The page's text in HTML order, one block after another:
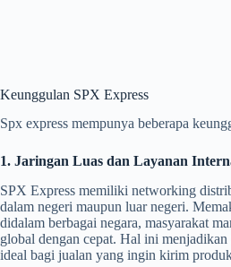
Keunggulan SPX Express
Spx express mempunya beberapa
1. Jaringan Luas dan Layanan
SPX Express memiliki networking
dalam negeri maupun luar negeri.
didalam berbagai negara, masyarakat
global dengan cepat. Hal ini
ideal bagi jualan yang ingin kirim